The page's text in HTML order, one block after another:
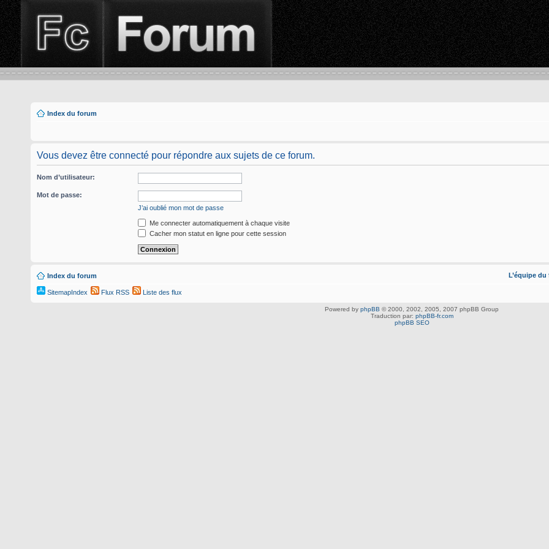
Index du forum
Vous devez être connecté pour répondre aux sujets de ce forum.
Nom d’utilisateur:
Mot de passe:
J’ai oublié mon mot de passe
Me connecter automatiquement à chaque visite
Cacher mon statut en ligne pour cette session
Index du forum L’équipe du
SitemapIndex Flux RSS Liste des flux
Powered by phpBB © 2000, 2002, 2005, 2007 phpBB Group
Traduction par: phpBB-fr.com
phpBB SEO